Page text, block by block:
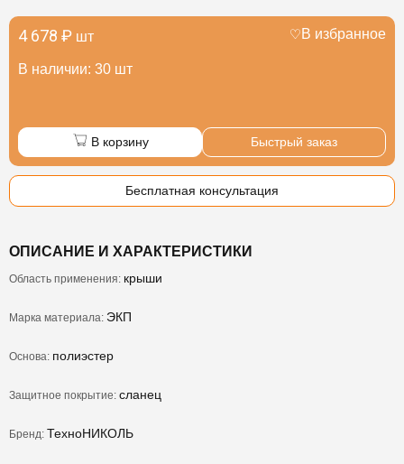
4 678 ₽ шт
В наличии: 30 шт
В избранное
В корзину Быстрый заказ
Бесплатная консультация
ОПИСАНИЕ И ХАРАКТЕРИСТИКИ
Область применения: крыши
Марка материала: ЭКП
Основа: полиэстер
Защитное покрытие: сланец
Бренд: ТехноНИКОЛЬ